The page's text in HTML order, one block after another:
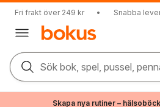
Fri frakt över 249 kr • Snabba
Sök bok, spel, pussel,
Skapa nya rutiner –